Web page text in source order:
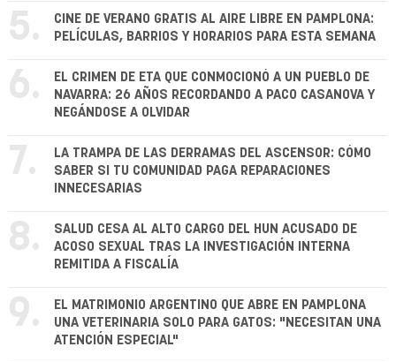
5.
CINE DE VERANO GRATIS AL AIRE LIBRE EN PAMPLONA:
PELÍCULAS, BARRIOS Y HORARIOS PARA ESTA SEMANA
6.
EL CRIMEN DE ETA QUE CONMOCIONÓ A UN PUEBLO DE
NAVARRA: 26 AÑOS RECORDANDO A PACO CASANOVA Y
NEGÁNDOSE A OLVIDAR
7.
LA TRAMPA DE LAS DERRAMAS DEL ASCENSOR: CÓMO
SABER SI TU COMUNIDAD PAGA REPARACIONES
INNECESARIAS
8.
SALUD CESA AL ALTO CARGO DEL HUN ACUSADO DE
ACOSO SEXUAL TRAS LA INVESTIGACIÓN INTERNA
REMITIDA A FISCALÍA
9.
EL MATRIMONIO ARGENTINO QUE ABRE EN PAMPLONA
UNA VETERINARIA SOLO PARA GATOS: "NECESITAN UNA
ATENCIÓN ESPECIAL"